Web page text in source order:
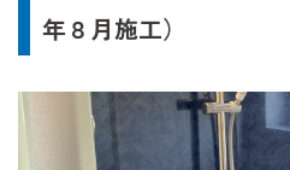
年８月施工）